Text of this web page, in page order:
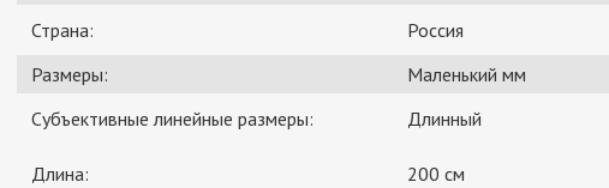
Страна:
Россия
Размеры:
Маленький мм
Субъективные линейные размеры:
Длинный
Длина:
200 см